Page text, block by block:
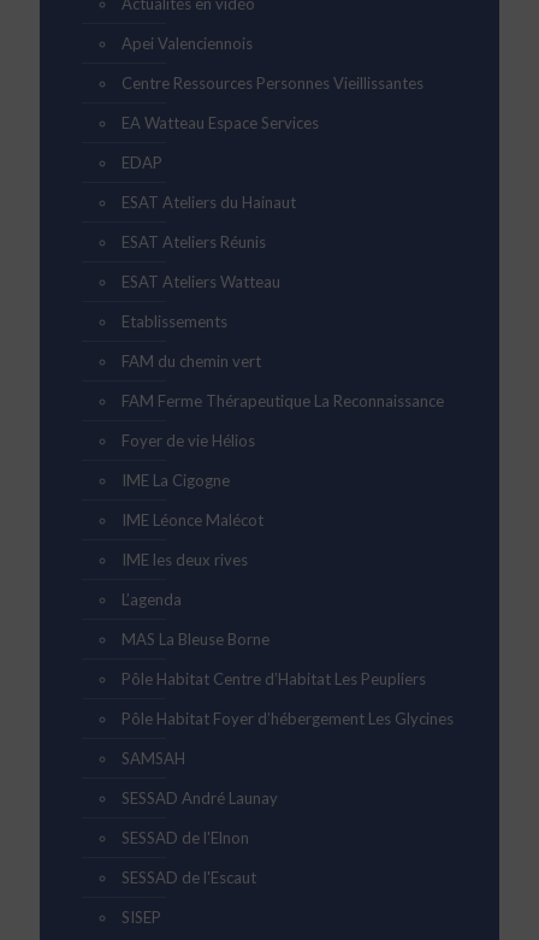
Apei Valenciennois
Centre Ressources Personnes Vieillissantes
EA Watteau Espace Services
EDAP
ESAT Ateliers du Hainaut
ESAT Ateliers Réunis
ESAT Ateliers Watteau
Etablissements
FAM du chemin vert
FAM Ferme Thérapeutique La Reconnaissance
Foyer de vie Hélios
IME La Cigogne
IME Léonce Malécot
IME les deux rives
L’agenda
MAS La Bleuse Borne
Pôle Habitat Centre d’Habitat Les Peupliers
Pôle Habitat Foyer d’hébergement Les Glycines
SAMSAH
SESSAD André Launay
SESSAD de l'Elnon
SESSAD de l'Escaut
SISEP